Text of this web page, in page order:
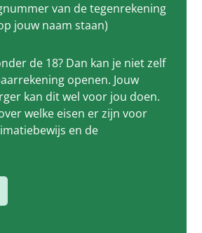
van de tegenrekening
jouw naam staan)
de 18? Dan kan je niet zelf
openen. Jouw
kan dit wel voor jou doen.
welke eisen er zijn voor
en de